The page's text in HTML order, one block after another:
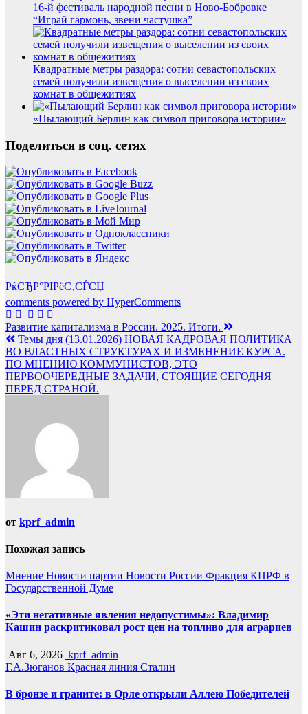
16-й фестиваль народной песни в Ново-Бобровке
“Играй гармонь, звени частушка”
Квадратные метры раздора: сотни севастопольских
семей получили извещения о выселении из своих
комнат в общежитиях
«Пылающий Берлин как символ приговора истории»
Поделиться в соц. сетях
РќСЂР°РІРёС‚СЃСЏ
comments powered by HyperComments
Навигация
по
записям
Развитие капитализма в России. 2025. Итоги.
Темы дня (13.01.2026) НОВАЯ КАДРОВАЯ ПОЛИТИКА
ВО ВЛАСТНЫХ СТРУКТУРАХ И ИЗМЕНЕНИЕ КУРСА.
ПО МНЕНИЮ КОММУНИСТОВ, ЭТО
ПЕРВООЧЕРЕДНЫЕ ЗАДАЧИ, СТОЯЩИЕ СЕГОДНЯ
ПЕРЕД СТРАНОЙ.
от kprf_admin
Похожая запись
Мнение Новости партии Новости России Фракция КПРФ в
Государственной Думе
«Эти негативные явления недопустимы»: Владимир
Кашин раскритиковал рост цен на топливо для аграриев
Авг 6, 2026 kprf_admin
Г.А.Зюганов Красная линия Сталин
В бронзе и граните: в Орле открыли Аллею Победителей